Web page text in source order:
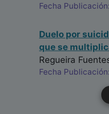
Fecha
Duelo por
que se
Regueira
Fecha